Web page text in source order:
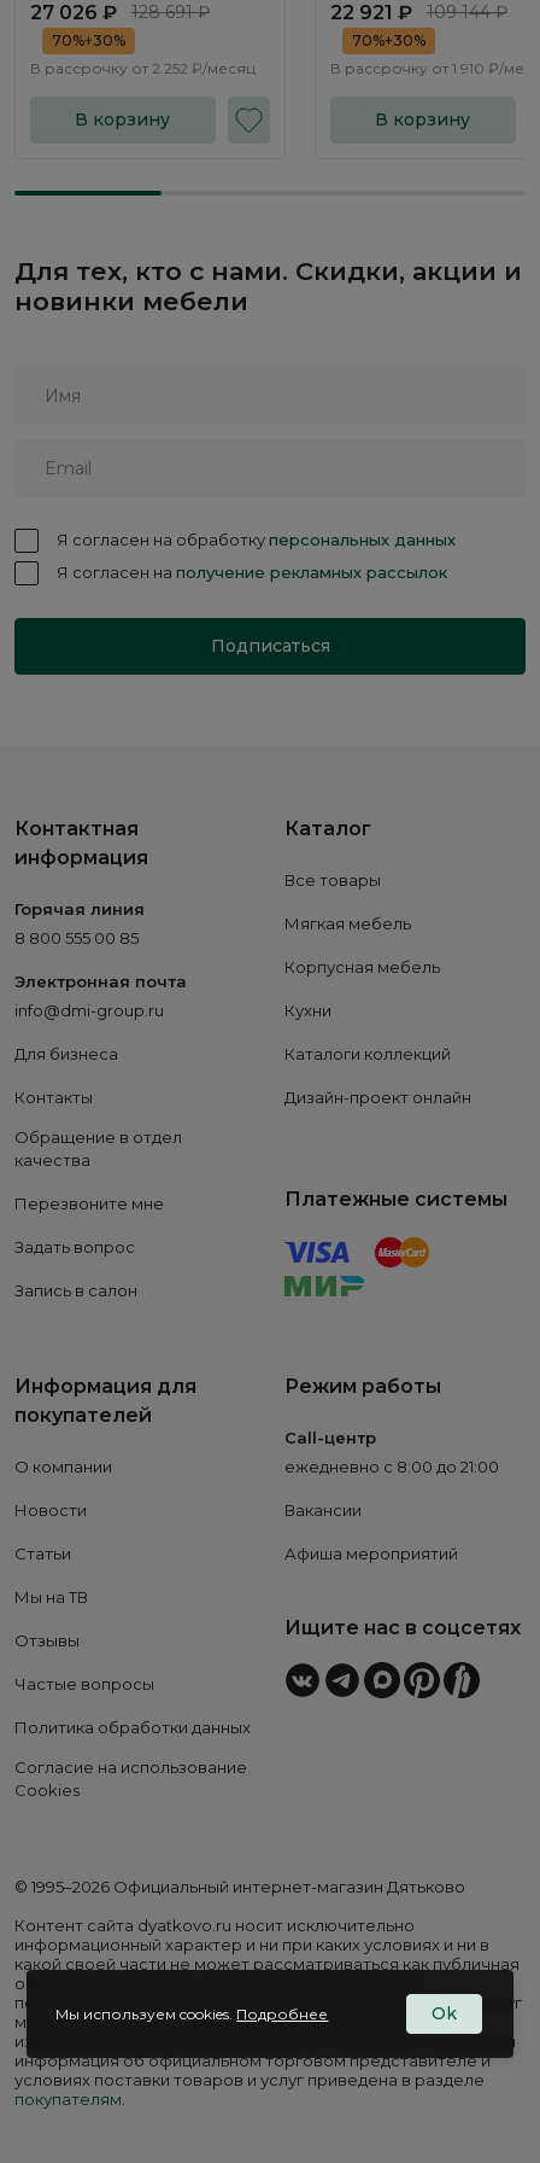
27 026 ₽ 128 691 ₽
70%+30%
В рассрочку от 2 252 ₽/месяц
В корзину
22 921 ₽ 109 144 ₽
70%+30%
В рассрочку от 1 910 ₽/
В корзину
Для тех, кто с нами. Скидки, акции и
новинки мебели
Я согласен на обработкуперсональных данных
Я согласен на получение рекламных рассылок
Подписаться
Контактная
информация
Горячая линия
8 800 555 00 85
Электронная почта
info@dmi-group.ru
Для бизнеса
Контакты
Обращение в отдел
качества
Перезвоните мне
Задать вопрос
Запись в салон
Каталог
Все товары
Мягкая мебель
Корпусная мебель
Кухни
Каталоги коллекций
Дизайн-проект онлайн
Платежные системы
Информация для
покупателей
О компании
Новости
Статьи
Мы на ТВ
Отзывы
Частые вопросы
Политика обработки данных
Согласие на использование
Cookies
Режим работы
Call-центр
ежедневно с 8:00 до 21:00
Вакансии
Афиша мероприятий
Ищите нас в соцсетях
© 1995–2026 Официальный интернет-магазин Дятьково
Контент сайта dyatkovo.ru носит исключительно
информационный характер и ни при каких условиях и ни в
какой своей части не может рассматриваться как публичная
оферта. Внешний вид, комплектация и стоимость
поставляемой продукции, а также перечень сервисных услуг
могут отличаться от представленных на сайте. Цены на
изделия варьируются в зависимости от региона. Подробная
информация об официальном торговом представителе и
условиях поставки товаров и услуг приведена в разделе
покупателям.
Мы используем cookies. Подробнее Ok